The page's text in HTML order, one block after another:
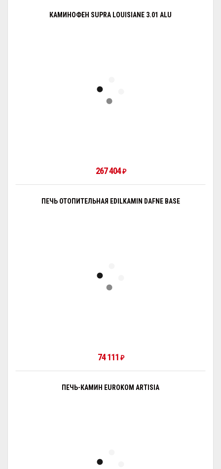
КАМИНОФЕН SUPRA LOUISIANE 3.01 ALU
267 404₽
ПЕЧЬ ОТОПИТЕЛЬНАЯ EDILKAMIN DAFNE BASE
74 111 ₽
ПЕЧЬ-КАМИН EUROKOM ARTISIA